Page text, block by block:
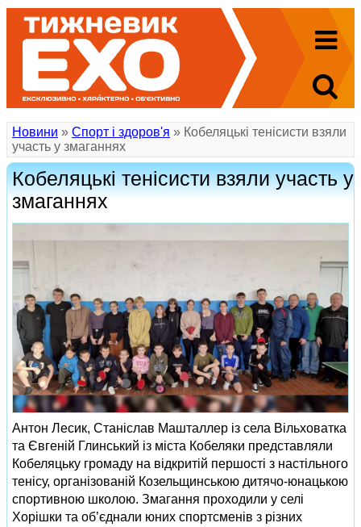
Новини » Спорт і здоров'я » Кобеляцькі тенісисти взяли
участь у змаганнях
Кобеляцькі тенісисти взяли участь у
змаганнях
Антон Лесик, Станіслав Машталлер із села Вільховатка
та Євгеній Глинський із міста Кобеляки представляли
Кобеляцьку громаду на відкритій першості з настільного
тенісу, організованій Козельщинською дитячо-юнацькою
спортивною школою. Змагання проходили у селі
Хорішки та об’єднали юних спортсменів з різних